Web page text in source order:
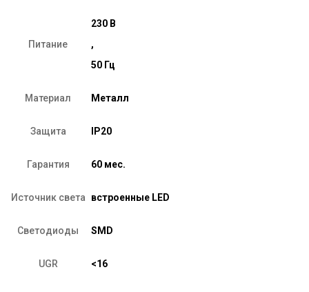
Питание
230 В
,
50 Гц
Материал Металл
Защита IP20
Гарантия 60 мес.
Источник света встроенные LED
Светодиоды SMD
UGR <16